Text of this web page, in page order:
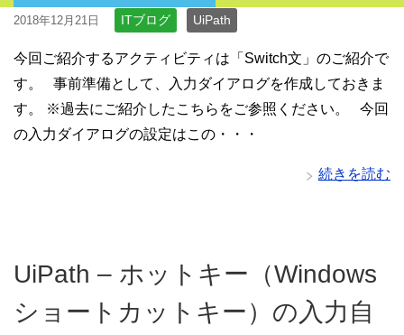
2018年12月21日 ITブログ UiPath
今回ご紹介するアクティビティは「Switch文」のご紹介で
す。 事前準備として、入力ダイアログを作成しておきま
す。 ※過去にご紹介したこちらをご参照ください。 今回
の入力ダイアログの設定はこの・・・
続きを読む
UiPath – ホットキー（Windows
ショートカットキー）の入力自